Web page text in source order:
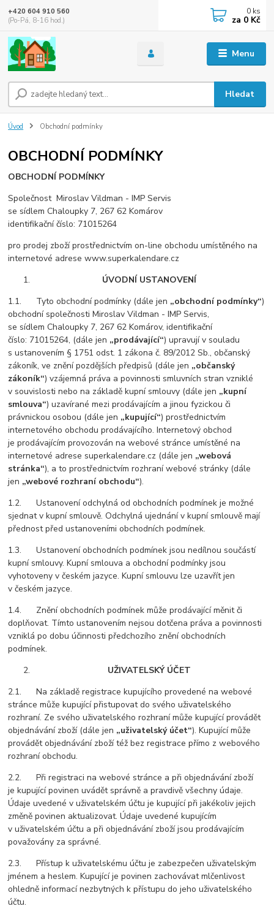
Menu
Hledat
+420 604 910 560
(Po-Pá, 8-16 hod.)
0 ks
za 0 Kč
Úvod Obchodní podmínky
OBCHODNÍ PODMÍNKY
OBCHODNÍ PODMÍNKY
Společnost Miroslav Vildman - IMP Servis
se sídlem Chaloupky 7, 267 62 Komárov
identifikační číslo: 71015264
pro prodej zboží prostřednictvím on-line obchodu umístěného na
internetové adrese www.superkalendare.cz
ÚVODNÍ USTANOVENÍ
1.1. Tyto obchodní podmínky (dále jen „obchodní podmínky“)
obchodní společnosti Miroslav Vildman - IMP Servis,
se sídlem Chaloupky 7, 267 62 Komárov, identifikační
číslo: 71015264, (dále jen „prodávající“) upravují v souladu
s ustanovením § 1751 odst. 1 zákona č. 89/2012 Sb., občanský
zákoník, ve znění pozdějších předpisů (dále jen „občanský
zákoník“) vzájemná práva a povinnosti smluvních stran vzniklé
v souvislosti nebo na základě kupní smlouvy (dále jen „kupní
smlouva“) uzavírané mezi prodávajícím a jinou fyzickou či
právnickou osobou (dále jen „kupující“) prostřednictvím
internetového obchodu prodávajícího. Internetový obchod
je prodávajícím provozován na webové stránce umístěné na
internetové adrese superkalendare.cz (dále jen „webová
stránka“), a to prostřednictvím rozhraní webové stránky (dále
jen „webové rozhraní obchodu“).
1.2. Ustanovení odchylná od obchodních podmínek je možné
sjednat v kupní smlouvě. Odchylná ujednání v kupní smlouvě mají
přednost před ustanoveními obchodních podmínek.
1.3. Ustanovení obchodních podmínek jsou nedílnou součástí
kupní smlouvy. Kupní smlouva a obchodní podmínky jsou
vyhotoveny v českém jazyce. Kupní smlouvu lze uzavřít jen
v českém jazyce.
1.4. Znění obchodních podmínek může prodávající měnit či
doplňovat. Tímto ustanovením nejsou dotčena práva a povinnosti
vzniklá po dobu účinnosti předchozího znění obchodních
podmínek.
UŽIVATELSKÝ ÚČET
2.1. Na základě registrace kupujícího provedené na webové
stránce může kupující přistupovat do svého uživatelského
rozhraní. Ze svého uživatelského rozhraní může kupující provádět
objednávání zboží (dále jen „uživatelský účet“). Kupující může
provádět objednávání zboží též bez registrace přímo z webového
rozhraní obchodu.
2.2. Při registraci na webové stránce a při objednávání zboží
je kupující povinen uvádět správně a pravdivě všechny údaje.
Údaje uvedené v uživatelském účtu je kupující při jakékoliv jejich
změně povinen aktualizovat. Údaje uvedené kupujícím
v uživatelském účtu a při objednávání zboží jsou prodávajícím
považovány za správné.
2.3. Přístup k uživatelskému účtu je zabezpečen uživatelským
jménem a heslem. Kupující je povinen zachovávat mlčenlivost
ohledně informací nezbytných k přístupu do jeho uživatelského
účtu.